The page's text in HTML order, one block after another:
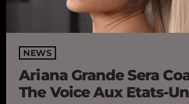
NEWS
Ariana Grande Sera
The Voice Aux Etats-